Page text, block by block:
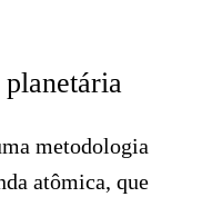
metodologia
atômica, que